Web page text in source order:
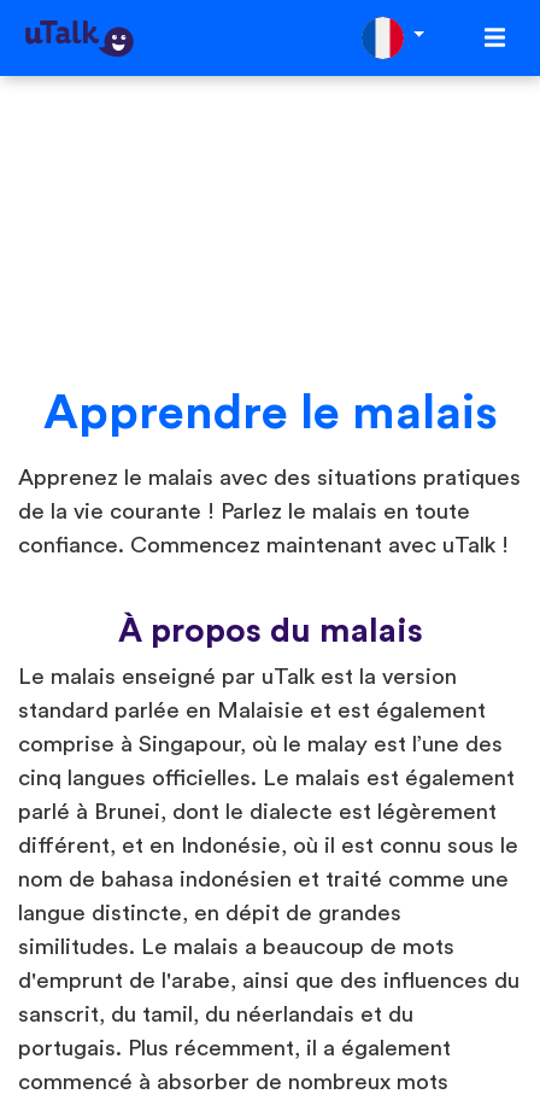
Apprendre le malais
Apprenez le malais avec des situations pratiques
de la vie courante ! Parlez le malais en toute
confiance. Commencez maintenant avec uTalk !
À propos du malais
Le malais enseigné par uTalk est la version
standard parlée en Malaisie et est également
comprise à Singapour, où le malay est l’une des
cinq langues officielles. Le malais est également
parlé à Brunei, dont le dialecte est légèrement
différent, et en Indonésie, où il est connu sous le
nom de bahasa indonésien et traité comme une
langue distincte, en dépit de grandes
similitudes. Le malais a beaucoup de mots
d'emprunt de l'arabe, ainsi que des influences du
sanscrit, du tamil, du néerlandais et du
portugais. Plus récemment, il a également
commencé à absorber de nombreux mots